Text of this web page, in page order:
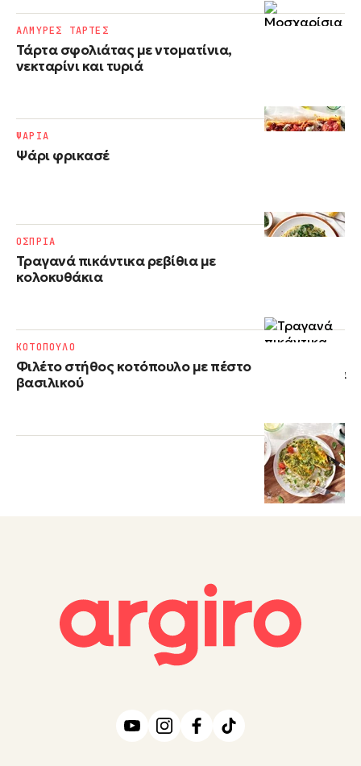
Τάρτα σφολιάτας με ντοματίνια,
νεκταρίνι και τυριά
ΑΛΜΥΡΕΣ ΤΑΡΤΕΣ
Ψάρι φρικασέ
ΨΑΡΙΑ
Τραγανά πικάντικα ρεβίθια με
κολοκυθάκια
ΟΣΠΡΙΑ
Φιλέτο στήθος κοτόπουλο με πέστο
βασιλικού
ΚΟΤΟΠΟΥΛΟ